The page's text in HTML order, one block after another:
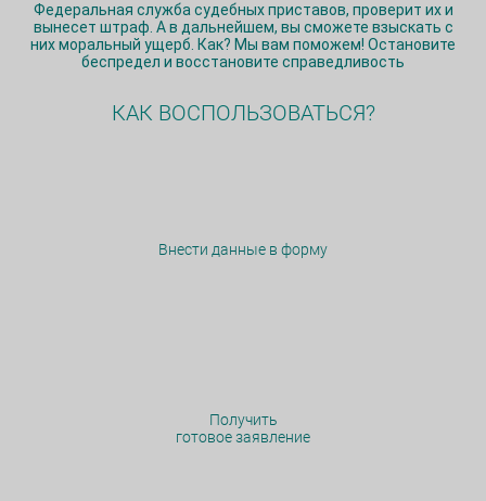
Федеральная служба судебных приставов, проверит их и
вынесет штраф. А в дальнейшем, вы сможете взыскать с
них моральный ущерб. Как? Мы вам поможем! Остановите
беспредел и восстановите справедливость
КАК ВОСПОЛЬЗОВАТЬСЯ?
Внести данные в форму
Получить
готовое заявление